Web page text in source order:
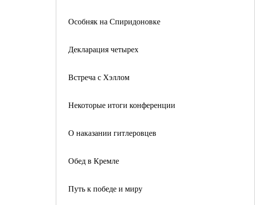
Особняк на Спиридоновке
Декларация четырех
Встреча с Хэллом
Некоторые итоги конференции
О наказании гитлеровцев
Обед в Кремле
Путь к победе и миру